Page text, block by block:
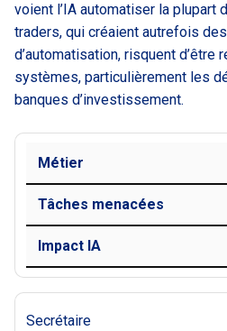
voient l’IA automatiser la plupart
traders, qui créaient autrefois
d’automatisation, risquent d’être
systèmes, particulièrement les
banques d’investissement.
Métier
Tâches menacées
Impact IA
Secrétaire